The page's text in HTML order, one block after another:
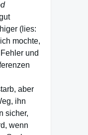
(lies:
mochte,
und
aber
ihn
sicher,
wenn